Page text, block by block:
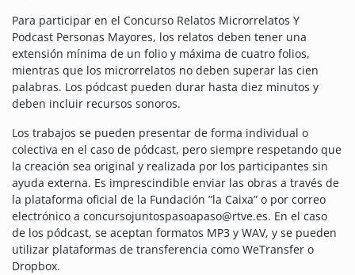
Para participar en el Concurso Relatos Microrrelatos Y
Podcast Personas Mayores, los relatos deben tener una
extensión mínima de un folio y máxima de cuatro folios,
mientras que los microrrelatos no deben superar las cien
palabras. Los pódcast pueden durar hasta diez minutos y
deben incluir recursos sonoros.
Los trabajos se pueden presentar de forma individual o
colectiva en el caso de pódcast, pero siempre respetando que
la creación sea original y realizada por los participantes sin
ayuda externa. Es imprescindible enviar las obras a través de
la plataforma oficial de la Fundación ”la Caixa” o por correo
electrónico a concursojuntospasoapaso@rtve.es. En el caso
de los pódcast, se aceptan formatos MP3 y WAV, y se pueden
utilizar plataformas de transferencia como WeTransfer o
Dropbox.